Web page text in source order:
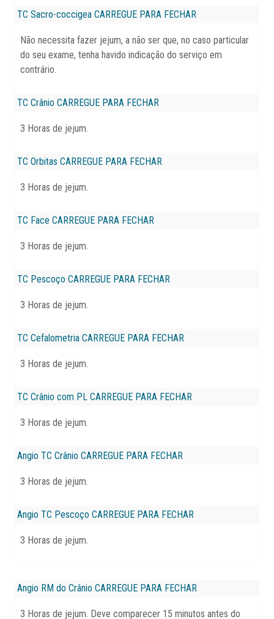
TC Sacro-coccigea CARREGUE PARA FECHAR
Não necessita fazer jejum, a não ser que, no caso particular
do seu exame, tenha havido indicação do serviço em
contrário.
TC Crânio CARREGUE PARA FECHAR
3 Horas de jejum.
TC Orbitas CARREGUE PARA FECHAR
3 Horas de jejum.
TC Face CARREGUE PARA FECHAR
3 Horas de jejum.
TC Pescoço CARREGUE PARA FECHAR
3 Horas de jejum.
TC Cefalometria CARREGUE PARA FECHAR
3 Horas de jejum.
TC Crânio com PL CARREGUE PARA FECHAR
3 Horas de jejum.
Angio TC Crânio CARREGUE PARA FECHAR
3 Horas de jejum.
Angio TC Pescoço CARREGUE PARA FECHAR
3 Horas de jejum.
Angio RM do Crânio CARREGUE PARA FECHAR
3 Horas de jejum. Deve comparecer 15 minutos antes do